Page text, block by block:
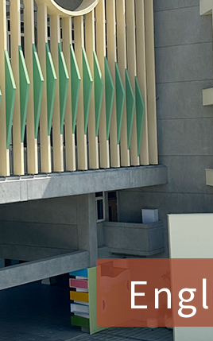
賀！本校參